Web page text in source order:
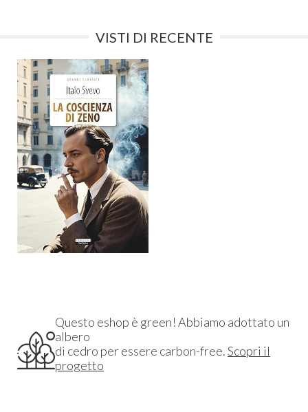
VISTI DI RECENTE
Questo eshop è green! Abbiamo adottato un
albero
di cedro per essere carbon-free.Scopri il
progetto